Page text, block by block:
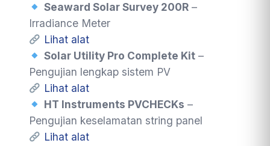
Seaward Solar Survey 200R–
Irradiance Meter
Lihat alat
Solar Utility Pro Complete Kit–
Pengujian lengkap sistem PV
Lihat alat
HT Instruments PVCHECKs –
Pengujian keselamatan string panel
Lihat alat